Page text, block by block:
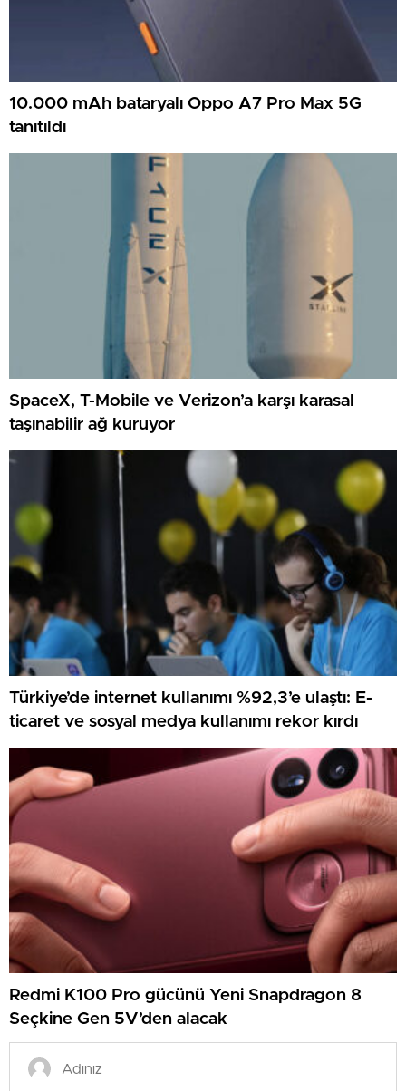
10.000 mAh bataryalı Oppo A7 Pro Max 5G
tanıtıldı
SpaceX, T-Mobile ve Verizon’a karşı karasal
taşınabilir ağ kuruyor
Türkiye’de internet kullanımı %92,3’e ulaştı: E-
ticaret ve sosyal medya kullanımı rekor kırdı
Redmi K100 Pro gücünü Yeni Snapdragon 8
Seçkine Gen 5V’den alacak